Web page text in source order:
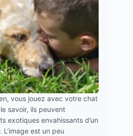
vous jouez avec votre chat
savoir, ils peuvent
exotiques envahissants d’un
L’image est un peu